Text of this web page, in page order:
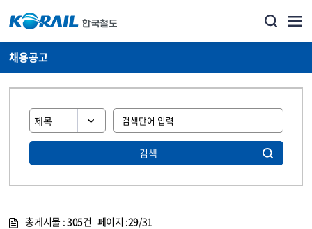
채용공고
검색
총게시물 :305건 페이지 :29/31